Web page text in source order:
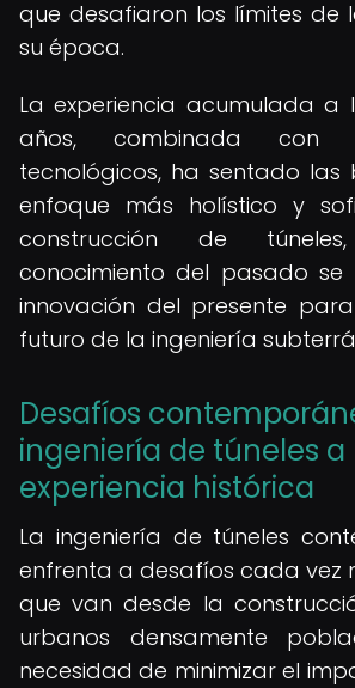
que desafiaron los límites de
su época.
La experiencia acumulada a
años, combinada con
tecnológicos, ha sentado las
enfoque más holístico y
construcción de
conocimiento del pasado se
innovación del presente
futuro de la ingeniería
Desafíos
ingeniería de túneles a
experiencia histórica
La ingeniería de túneles
enfrenta a desafíos cada vez
que van desde la
urbanos densamente
necesidad de minimizar el